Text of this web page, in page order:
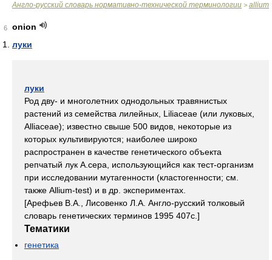
Англо-русский словарь нормативно-технической терминологии > allium
6
onion
луки
луки
Род дву- и многолетних однодольных травянистых
растений из семейства лилейных, Liliaceae (или луковых,
Alliaceae); известно свыше 500 видов, некоторые из
которых культивируются; наиболее широко
распространен в качестве генетического объекта
репчатый лук A.cepa, использующийся как тест-организм
при исследовании мутагенности (кластогенности; см.
также Allium-test) и в др. экспериментах.
[Арефьев В.А., Лисовенко Л.А. Англо-русский толковый
словарь генетических терминов 1995 407с.]
Тематики
генетика